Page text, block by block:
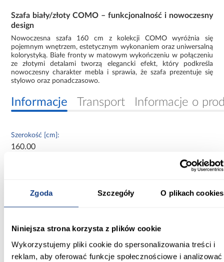
Zgoda Szczegóły O plikach cookies
Niniejsza strona korzysta z plików cookie
Wykorzystujemy pliki cookie do spersonalizowania treści i
reklam, aby oferować funkcje społecznościowe i analizować
Szafa biały/złoty COMO – funkcjonalność i nowoczesny
design
Nowoczesna szafa 160 cm z kolekcji COMO wyróżnia się
pojemnym wnętrzem, estetycznym wykonaniem oraz uniwersalną
kolorystyką. Białe fronty w matowym wykończeniu w połączeniu
ze złotymi detalami tworzą elegancki efekt, który podkreśla
nowoczesny charakter mebla i sprawia, że szafa prezentuje się
stylowo oraz ponadczasowo.
Informacje Transport Informacje o
Szerokość [cm]:
160.00
Kolor frontów:
biały